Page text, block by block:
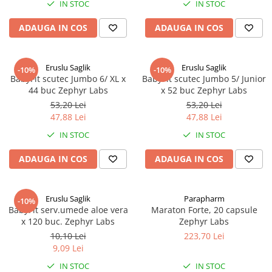
Antioxidanti
Altele-Suplimente alimentare
IN STOC
ADAUGA IN COS
IN STOC
ADAUGA IN COS
-10% Eruslu Saglik
BabyFit scutec Jumbo 6/ XL x
44 buc Zephyr Labs
53,20 Lei
47,88 Lei
IN STOC
ADAUGA IN COS
-10% Eruslu Saglik
BabyFit scutec Jumbo 5/ Junior
x 52 buc Zephyr Labs
53,20 Lei
47,88 Lei
IN STOC
ADAUGA IN COS
-10% Eruslu Saglik
BabyFit serv.umede aloe vera
x 120 buc. Zephyr Labs
10,10 Lei
9,09 Lei
IN STOC
Parapharm
Maraton Forte, 20 capsule
Zephyr Labs
223,70 Lei
IN STOC